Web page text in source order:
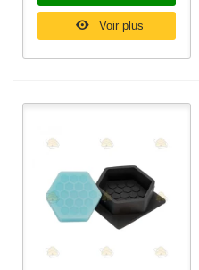
Voir plus